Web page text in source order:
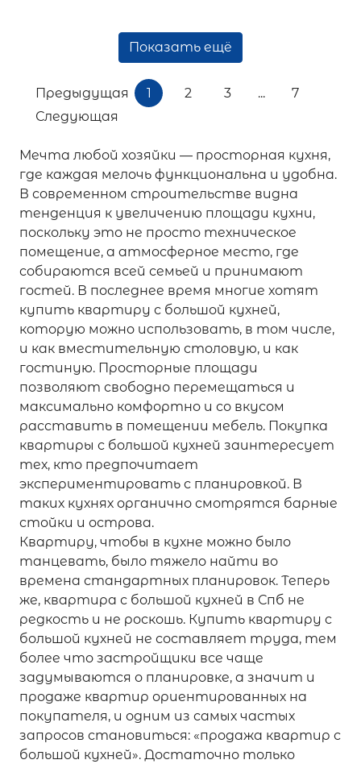
Показать ещё
Предыдущая 1 2 3 ...
7
Следующая
Мечта любой хозяйки — просторная кухня,
где каждая мелочь функциональна и удобна.
В современном строительстве видна
тенденция к увеличению площади кухни,
поскольку это не просто техническое
помещение, а атмосферное место, где
собираются всей семьей и принимают
гостей. В последнее время многие хотят
купить квартиру с большой кухней,
которую можно использовать, в том числе,
и как вместительную столовую, и как
гостиную. Просторные площади
позволяют свободно перемещаться и
максимально комфортно и со вкусом
расставить в помещении мебель. Покупка
квартиры с большой кухней заинтересует
тех, кто предпочитает
экспериментировать с планировкой. В
таких кухнях органично смотрятся барные
стойки и острова.
Квартиру, чтобы в кухне можно было
танцевать, было тяжело найти во
времена стандартных планировок. Теперь
же, квартира с большой кухней в Спб не
редкость и не роскошь. Купить квартиру с
большой кухней не составляет труда, тем
более что застройщики все чаще
задумываются о планировке, а значит и
продаже квартир ориентированных на
покупателя, и одним из самых частых
запросов становиться: «продажа квартир с
большой кухней». Достаточно только